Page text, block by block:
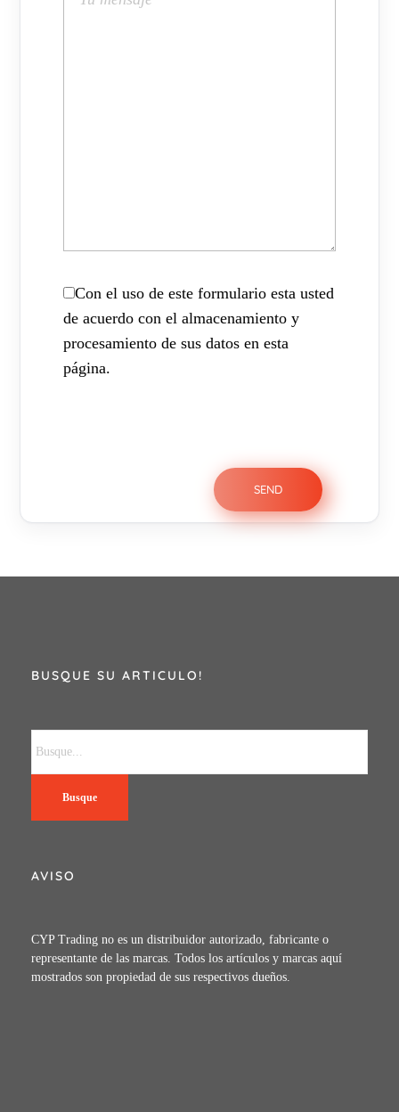
Con el uso de este formulario esta usted
de acuerdo con el almacenamiento y
procesamiento de sus datos en esta
página.
BUSQUE SU ARTICULO!
Busque
AVISO
CYP Trading no es un distribuidor autorizado, fabricante o
representante de las marcas. Todos los artículos y marcas aquí
mostrados son propiedad de sus respectivos dueños.